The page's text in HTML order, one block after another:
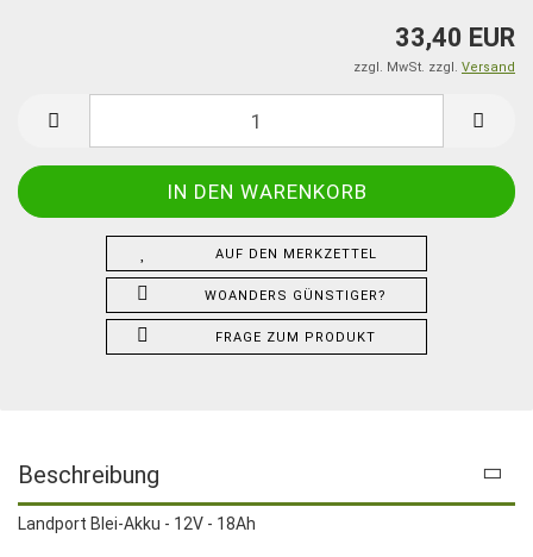
33,40 EUR
zzgl. MwSt. zzgl. Versand
AUF DEN MERKZETTEL
WOANDERS GÜNSTIGER?
FRAGE ZUM PRODUKT
Beschreibung
Landport Blei-Akku - 12V - 18Ah